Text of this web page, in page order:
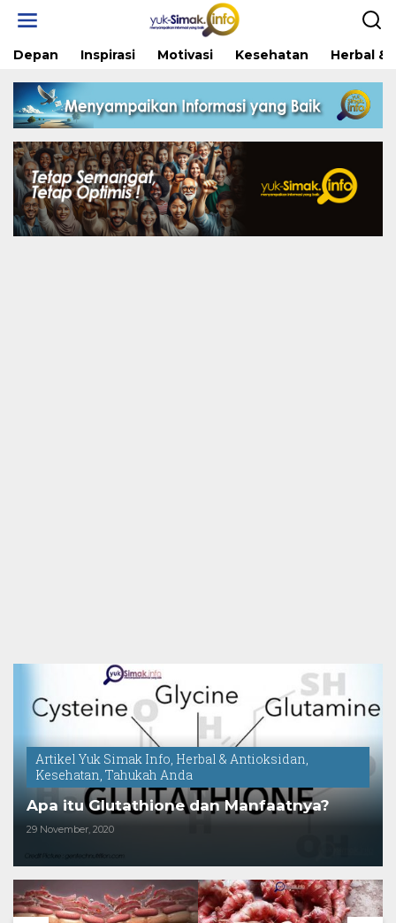
Depan Inspirasi Motivasi Kesehatan Herbal &
Artikel Yuk Simak Info, Herbal & Antioksidan,
Kesehatan, Tahukah Anda
Apa itu Glutathione dan Manfaatnya?
29 November, 2020